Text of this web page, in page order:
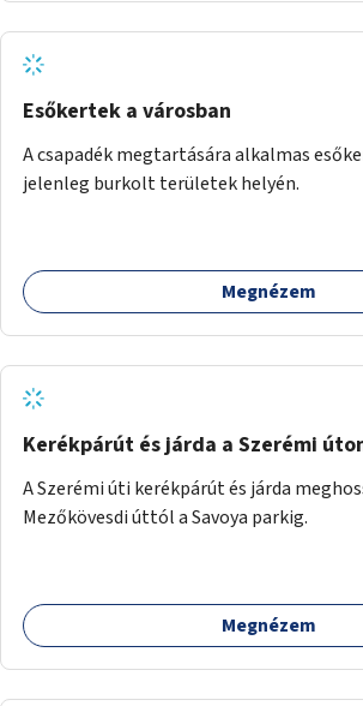
Esőkertek a városban
A csapadék megtartására alkalmas
jelenleg burkolt területek helyén.
Megnézem
Kerékpárút és járda a Szerémi
A Szerémi úti kerékpárút és járda
Mezőkövesdi úttól a Savoya parkig.
Megnézem